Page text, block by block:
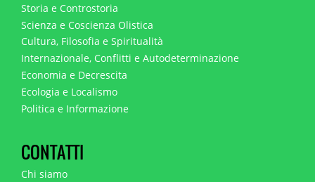
Storia e Controstoria
Scienza e Coscienza Olistica
Cultura, Filosofia e Spiritualità
Internazionale, Conflitti e Autodeterminazione
Economia e Decrescita
Ecologia e Localismo
Politica e Informazione
CONTATTI
Chi siamo